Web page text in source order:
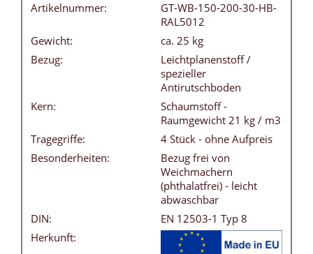
Artikelnummer:
GT-WB-150-200-30-HB-
RAL5012
Gewicht:
ca. 25 kg
Bezug:
Leichtplanenstoff /
spezieller
Antirutschboden
Kern:
Schaumstoff -
Raumgewicht 21 kg / m3
Tragegriffe:
4 Stück - ohne Aufpreis
Besonderheiten:
Bezug frei von
Weichmachern
(phthalatfrei) - leicht
abwaschbar
DIN:
EN 12503-1 Typ 8
Herkunft: